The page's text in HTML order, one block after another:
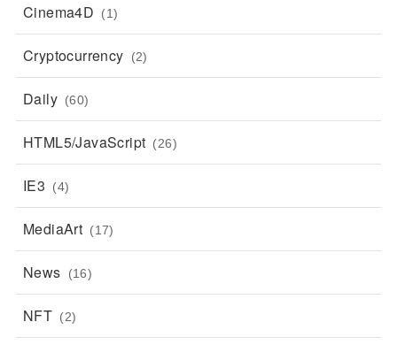
Cinema4D (1)
Cryptocurrency (2)
Daily (60)
HTML5/JavaScript (26)
IE3 (4)
MediaArt (17)
News (16)
NFT (2)